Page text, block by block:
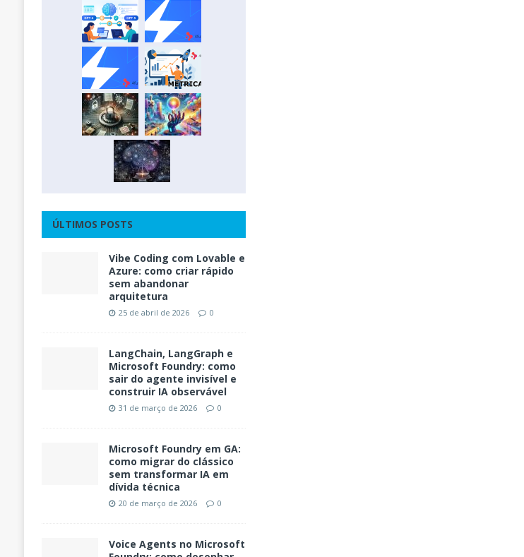
ÚLTIMOS POSTS
Vibe Coding com Lovable e
Azure: como criar rápido
sem abandonar
arquitetura
25 de abril de 2026 0
LangChain, LangGraph e
Microsoft Foundry: como
sair do agente invisível e
construir IA observável
31 de março de 2026 0
Microsoft Foundry em GA:
como migrar do clássico
sem transformar IA em
dívida técnica
20 de março de 2026 0
Voice Agents no Microsoft